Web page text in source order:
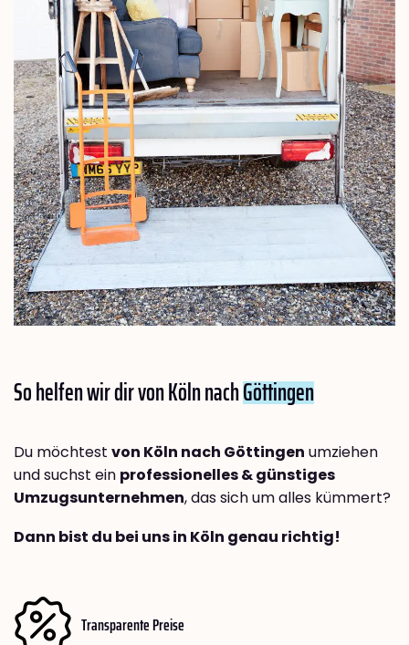
So helfen wir dir von Köln nachGöttingen
Du möchtest von Köln nach Göttingen umziehen
und suchst ein professionelles & günstiges
Umzugsunternehmen, das sich um alles kümmert?
Dann bist du bei uns in Köln genau richtig!
Transparente Preise